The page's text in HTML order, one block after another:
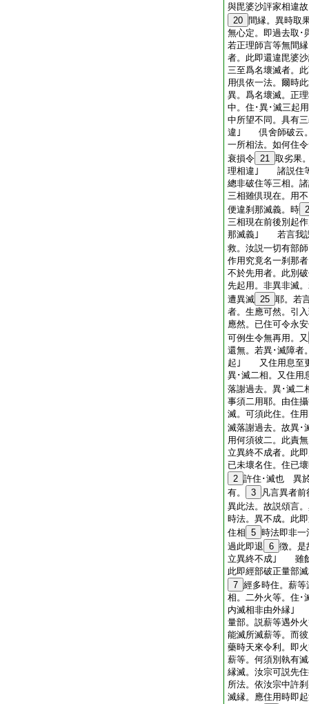
與毘婆沙評家相違
20 間縁。異時取
無心定。即過去取･
若正理師言等無間
者。此即還違毘
三至爲名壞滅者。
用倶依一法。爾時
異。爲名壞滅。正
中。住･異･滅三起
中所望不同。具有
違｣ 倶舍師破云。
一所相法。如何住
衰損令 21 取劣果
理相違｣ 諸説住等
總非破住等三相。
三相雖倶現在。用
便違刹那滅義。時
三相現在前後別起
那滅義｣ 若言我説
救。汝説一切有部
作用究竟名一刹
不於先用者。此別
先起用。非異非滅
遭異滅 25 耶。若
者。生應可然。引
應然。已住可令永
可例生令無再用。又
還無。若異･滅障者
起｣ 又住用息至更
異･滅二相。又住用
落謝過去。異･滅
事須二用耶。由住
滅。可須此住。住
滅落謝過去。故異･
用何須彼二。此
立異終不成者。此
已未壞名住。住已
2 許住･滅也 異
有。
3
凡言異者
異此法。故説頌言
時法。異不成。此
住相 5 時法即非一
過此即退 6 徴。是
立異終不成｣ 雖餘
此即經部破正量部
7 經多時住。薪
相。二外火等。住･
内滅相非由外縁｣
量部。説薪等遇外
能滅所滅薪等。而
藥時天來令利。即
薪等。何須別執有
縁滅。汝宗可説先
所法。依汝宗中許
滅縁。應住用時即